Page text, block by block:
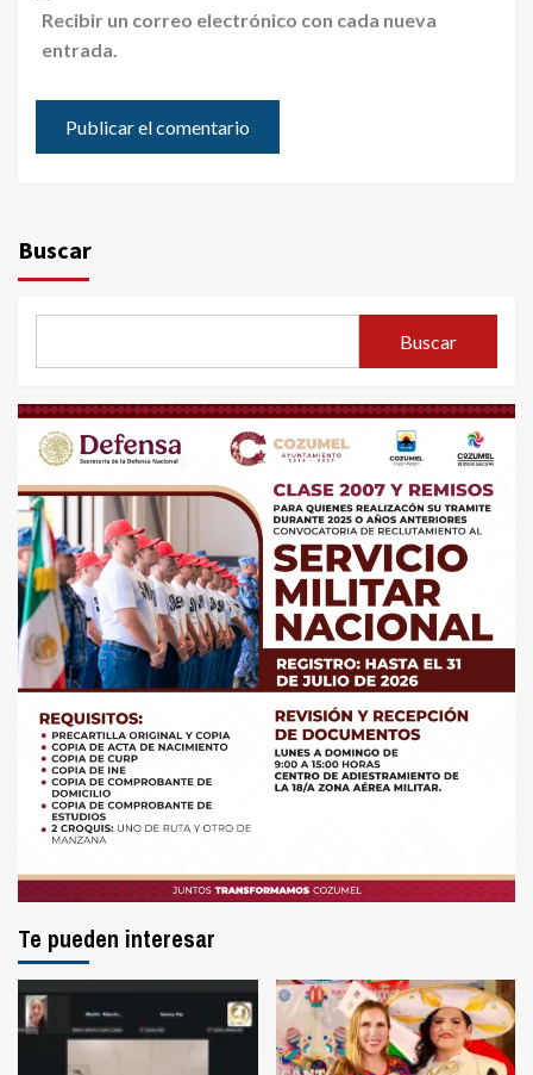
Recibir un correo electrónico con cada nueva
entrada.
Buscar
Buscar
Te pueden interesar